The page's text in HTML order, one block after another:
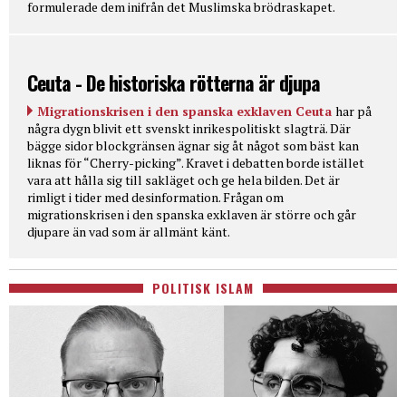
formulerade dem inifrån det Muslimska brödraskapet.
Ceuta - De historiska rötterna är djupa
Migrationskrisen i den spanska exklaven Ceuta har på
några dygn blivit ett svenskt inrikespolitiskt slagträ. Där
bägge sidor blockgränsen ägnar sig åt något som bäst kan
liknas för “Cherry-picking”. Kravet i debatten borde istället
vara att hålla sig till sakläget och ge hela bilden. Det är
rimligt i tider med desinformation. Frågan om
migrationskrisen i den spanska exklaven är större och går
djupare än vad som är allmänt känt.
POLITISK ISLAM